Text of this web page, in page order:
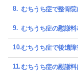
むちうち症で整骨
むちうち症の慰謝料
むちうち症で後遺
むちうち症の慰謝